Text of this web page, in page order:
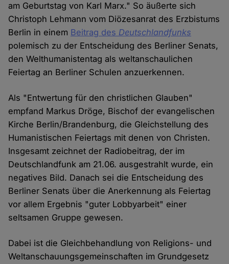
am Geburtstag von Karl Marx." So äußerte sich
Christoph Lehmann vom Diözesanrat des Erzbistums
Berlin in einem Beitrag des Deutschlandfunks
polemisch zu der Entscheidung des Berliner Senats,
den Welthumanistentag als weltanschaulichen
Feiertag an Berliner Schulen anzuerkennen.
Als "Entwertung für den christlichen Glauben"
empfand Markus Dröge, Bischof der evangelischen
Kirche Berlin/Brandenburg, die Gleichstellung des
Humanistischen Feiertags mit denen von Christen.
Insgesamt zeichnet der Radiobeitrag, der im
Deutschlandfunk am 21.06. ausgestrahlt wurde, ein
negatives Bild. Danach sei die Entscheidung des
Berliner Senats über die Anerkennung als Feiertag
vor allem Ergebnis "guter Lobbyarbeit" einer
seltsamen Gruppe gewesen.
Dabei ist die Gleichbehandlung von Religions- und
Weltanschauungsgemeinschaften im Grundgesetz